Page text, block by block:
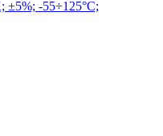
±5%; -55÷125°C;